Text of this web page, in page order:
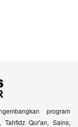
program
Qur'an, Sains,